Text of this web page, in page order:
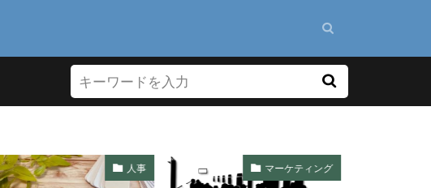
マーケティング その他代行サービス